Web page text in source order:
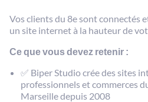
Vos clients du 8e sont connectés
un site internet à la hauteur de
Ce que vous devez retenir :
✅ Biper Studio crée des sites
professionnels et commerces
Marseille depuis 2008